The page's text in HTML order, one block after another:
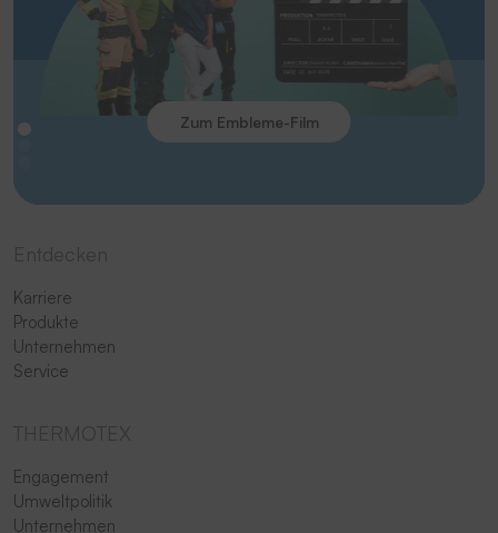
Zum Embleme-Film
Karriere
Produkte
Unternehmen
Service
Engagement
Umweltpolitik
Unternehmen